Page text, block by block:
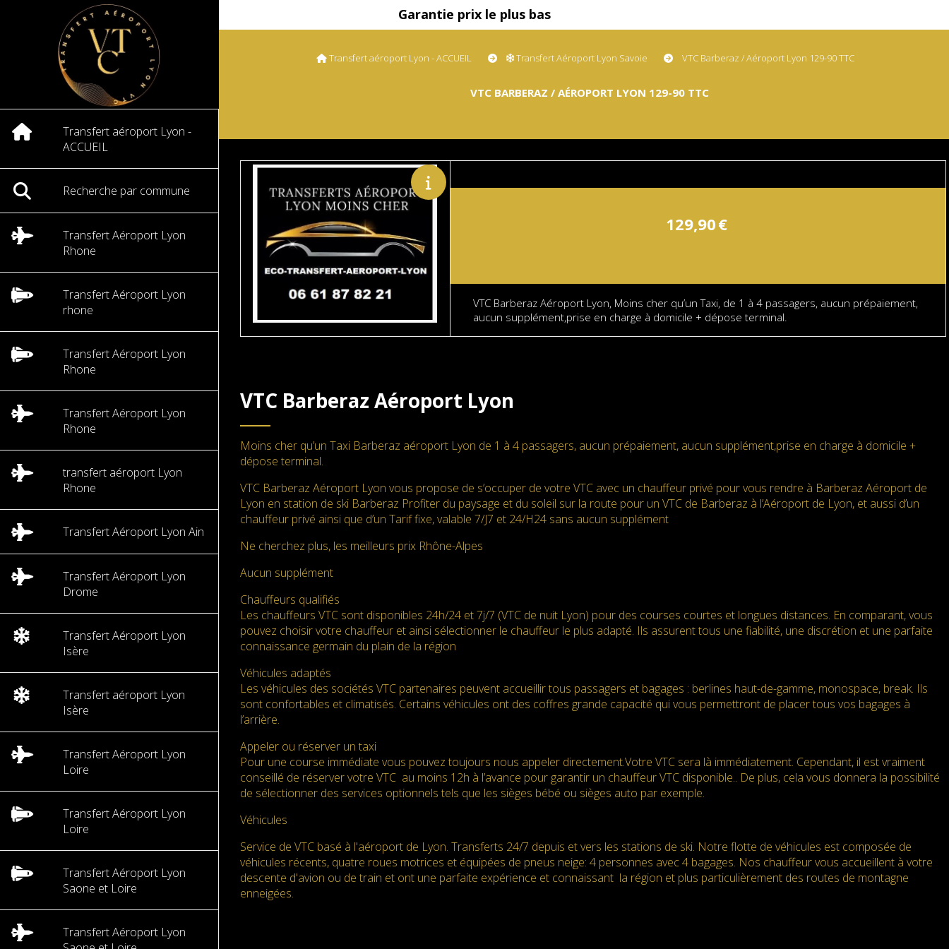
Garantie prix le plus bas
Transfert aéroport Lyon -
ACCUEIL
Recherche par commune
Transfert Aéroport Lyon
Rhone
Transfert Aéroport Lyon
rhone
Transfert Aéroport Lyon
Rhone
Transfert Aéroport Lyon
Rhone
transfert aéroport Lyon
Rhone
Transfert Aéroport Lyon Ain
Transfert Aéroport Lyon
Drome
Transfert Aéroport Lyon
Isère
Transfert aéroport Lyon
Isère
Transfert Aéroport Lyon
Loire
Transfert Aéroport Lyon
Loire
Transfert Aéroport Lyon
Saone et Loire
Transfert Aéroport Lyon
Transfert aéroport Lyon - ACCUEIL Transfert Aéroport Lyon Savoie VTC Barberaz / Aéroport Lyon 129-90 TTC
VTC BARBERAZ / AÉROPORT LYON 129-90 TTC
129,90€
VTC Barberaz Aéroport Lyon, Moins cher qu’un Taxi, de 1 à 4 passagers, aucun prépaiement,
aucun supplément,prise en charge à domicile + dépose terminal.
VTC Barberaz Aéroport Lyon
Moins cher qu’un Taxi Barberaz aéroport Lyon de 1 à 4 passagers, aucun prépaiement, aucun supplément,prise en charge à domicile +
dépose terminal.
VTC Barberaz Aéroport Lyon vous propose de s’occuper de votre VTC avec un chauffeur privé pour vous rendre à Barberaz Aéroport de
Lyon en station de ski Barberaz Profiter du paysage et du soleil sur la route pour un VTC de Barberaz à l’Aéroport de Lyon, et aussi d’un
chauffeur privé ainsi que d’un Tarif fixe, valable 7/J7 et 24/H24 sans aucun supplément
Ne cherchez plus, les meilleurs prix Rhône-Alpes
Aucun supplément
Chauffeurs qualifiés
Les chauffeurs VTC sont disponibles 24h/24 et 7j/7 (VTC de nuit Lyon) pour des courses courtes et longues distances. En comparant, vous
pouvez choisir votre chauffeur et ainsi sélectionner le chauffeur le plus adapté. Ils assurent tous une fiabilité, une discrétion et une parfaite
connaissance germain du plain de la région
Véhicules adaptés
Les véhicules des sociétés VTC partenaires peuvent accueillir tous passagers et bagages : berlines haut-de-gamme, monospace, break. Ils
sont confortables et climatisés. Certains véhicules ont des coffres grande capacité qui vous permettront de placer tous vos bagages à
l’arrière.
Appeler ou réserver un taxi
Pour une course immédiate vous pouvez toujours nous appeler directement.Votre VTC sera là immédiatement. Cependant, il est vraiment
conseillé de réserver votre VTC au moins 12h à l’avance pour garantir un chauffeur VTC disponible.. De plus, cela vous donnera la possibilité
de sélectionner des services optionnels tels que les sièges bébé ou sièges auto par exemple.
Véhicules
Service de VTC basé à l'aéroport de Lyon. Transferts 24/7 depuis et vers les stations de ski. Notre flotte de véhicules est composée de
véhicules récents, quatre roues motrices et équipées de pneus neige: 4 personnes avec 4 bagages. Nos chauffeur vous accueillent à votre
descente d'avion ou de train et ont une parfaite expérience et connaissant la région et plus particulièrement des routes de montagne
enneigées.